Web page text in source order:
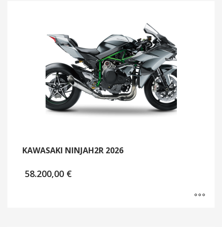
KAWASAKI NINJAH2R 2026
58.200,00 €